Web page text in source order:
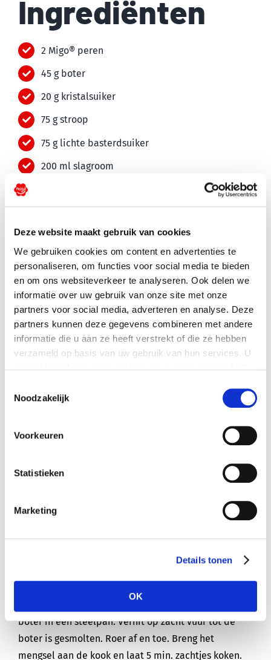
Deze website maakt gebruik van cookies
We gebruiken cookies om content en advertenties te
personaliseren, om functies voor social media te bieden
en om ons websiteverkeer te analyseren. Ook delen we
informatie over uw gebruik van onze site met onze
partners voor social media, adverteren en analyse. Deze
partners kunnen deze gegevens combineren met andere
informatie die u aan ze heeft verstrekt of die ze hebben
verzameld op basis van uw gebruik van hun services. U
Noodzakelijk
Voorkeuren
Statistieken
Marketing
Details tonen
OK
Ingrediënten
2 Migo® peren
45 g boter
20 g kristalsuiker
75 g stroop
75 g lichte basterdsuiker
200 ml slagroom
1 zakje mix voor banketbakkersroom (140 g)
Extra nodig: 4 glazen potten van ca. 250 ml met
deksel
Bereidingswijze
4 personen
Bereidingstijd: 30 min.
doormidden. Verwijder het klokhuis met een
naast elkaar op de snijvlakken op een bakplaat
van de boter en bestrooi ze met de kristalsuiker. Bak
de peren 30 min. in de oven. Keer ze halverwege.
boter in een steelpan. Verhit op zacht vuur tot de
boter is gesmolten. Roer af en toe. Breng het
mengsel aan de kook en laat 5 min. zachtjes koken.